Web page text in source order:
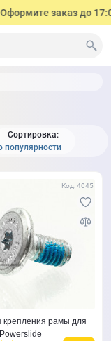
заказ до 17:00
Сортировка:
Код: 4045
крепления рамы для